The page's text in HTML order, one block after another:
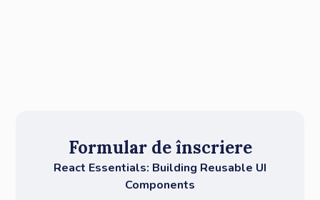
Formular de înscriere
React Essentials: Building Reusable UI
Components